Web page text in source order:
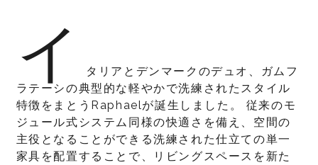
イ
タリアとデンマークのデュオ、ガムフ
ラテーシの典型的な軽やかで洗練されたスタイル
特徴をまとうRaphaelが誕生しました。 従来のモ
ジュール式システム同様の快適さを備え、空間の
主役となることができる洗練された仕立ての単一
家具を配置することで、リビングスペースを新た